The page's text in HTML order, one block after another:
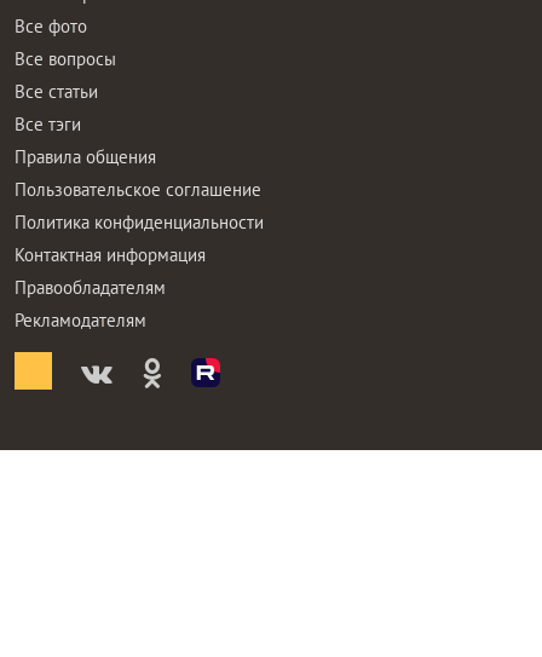
Все фото
Все вопросы
Все статьи
Все тэги
Правила общения
Пользовательское соглашение
Политика конфиденциальности
Контактная информация
Правообладателям
Рекламодателям